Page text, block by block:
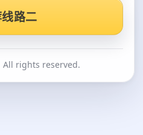
路二
All rights reserved.